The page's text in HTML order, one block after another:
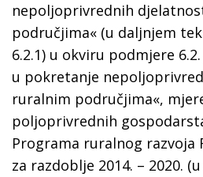
nepoljoprivrednih
područjima« (u daljnjem
6.2.1) u okviru podmjere
u pokretanje
ruralnim područjima«,
poljoprivrednih
Programa ruralnog razvoja
za razdoblje 2014. – 2020.